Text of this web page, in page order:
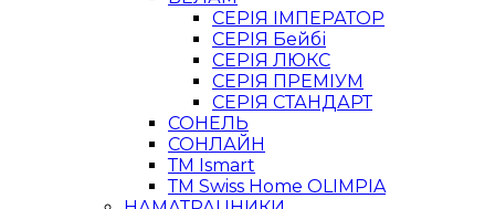
СЕРІЯ ІМПЕРАТОР
СЕРІЯ Бейбі
СЕРІЯ ЛЮКС
СЕРІЯ ПРЕМІУМ
СЕРІЯ СТАНДАРТ
СОНЕЛЬ
СОНЛАЙН
ТМ Ismart
ТМ Swiss Home OLIMPIA